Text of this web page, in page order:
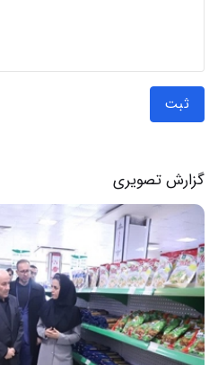
ثبت
گزارش تصویری